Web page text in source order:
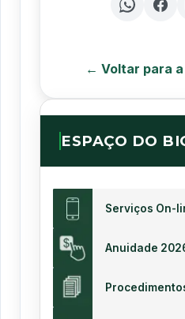
← Voltar para
ESPAÇO DO
Serviços On-
Anuidade